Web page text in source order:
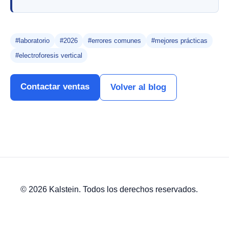
#laboratorio #2026 #errores comunes
#mejores prácticas
#electroforesis vertical
Contactar ventas Volver al blog
© 2026 Kalstein. Todos los derechos reservados.